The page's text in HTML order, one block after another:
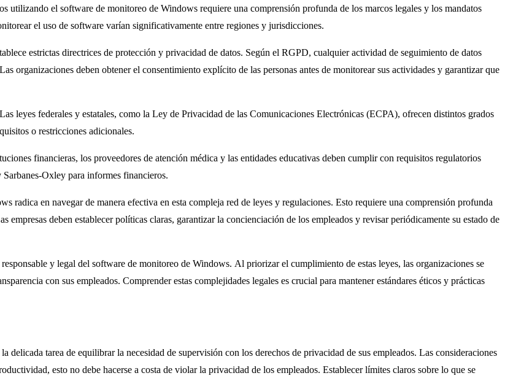
el software de monitoreo de Windows requiere una comprensión profunda de los marcos legales y los mandatos
el uso de software varían significativamente entre regiones y jurisdicciones.
estrictas directrices de protección y privacidad de datos. Según el RGPD, cualquier actividad de seguimiento de datos
organizaciones deben obtener el consentimiento explícito de las personas antes de monitorear sus actividades y garantizar que
leyes federales y estatales, como la Ley de Privacidad de las Comunicaciones Electrónicas (ECPA), ofrecen distintos grados
o restricciones adicionales.
financieras, los proveedores de atención médica y las entidades educativas deben cumplir con requisitos regulatorios
Oxley para informes financieros.
radica en navegar de manera efectiva en esta compleja red de leyes y regulaciones. Esto requiere una comprensión profunda
empresas deben establecer políticas claras, garantizar la concienciación de los empleados y revisar periódicamente su estado de
y legal del software de monitoreo de Windows. Al priorizar el cumplimiento de estas leyes, las organizaciones se
con sus empleados. Comprender estas complejidades legales es crucial para mantener estándares éticos y prácticas
tarea de equilibrar la necesidad de supervisión con los derechos de privacidad de sus empleados. Las consideraciones
esto no debe hacerse a costa de violar la privacidad de los empleados. Establecer límites claros sobre lo que se